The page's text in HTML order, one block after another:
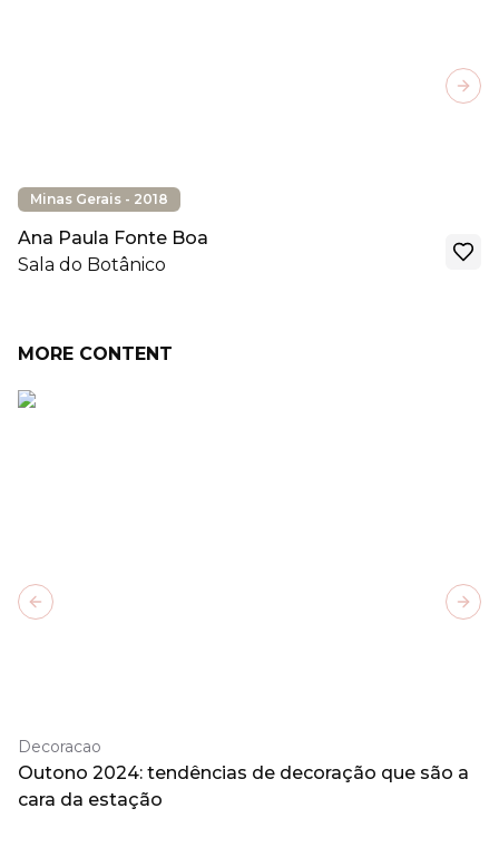
Minas Gerais - 2018
Ana Paula Fonte Boa
Sala do Botânico
MORE CONTENT
Decoracao
Outono 2024: tendências de decoração que são a
cara da estação
Previous slide